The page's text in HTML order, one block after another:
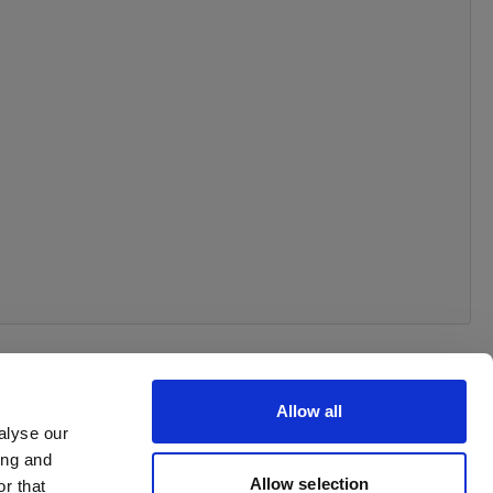
our
and
that
Allow all
Allow selection